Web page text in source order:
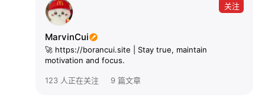
关注
MarvinCui
🚀 https://borancui.site | Stay true, maintain
motivation and focus.
123 人正在关注 9 篇文章